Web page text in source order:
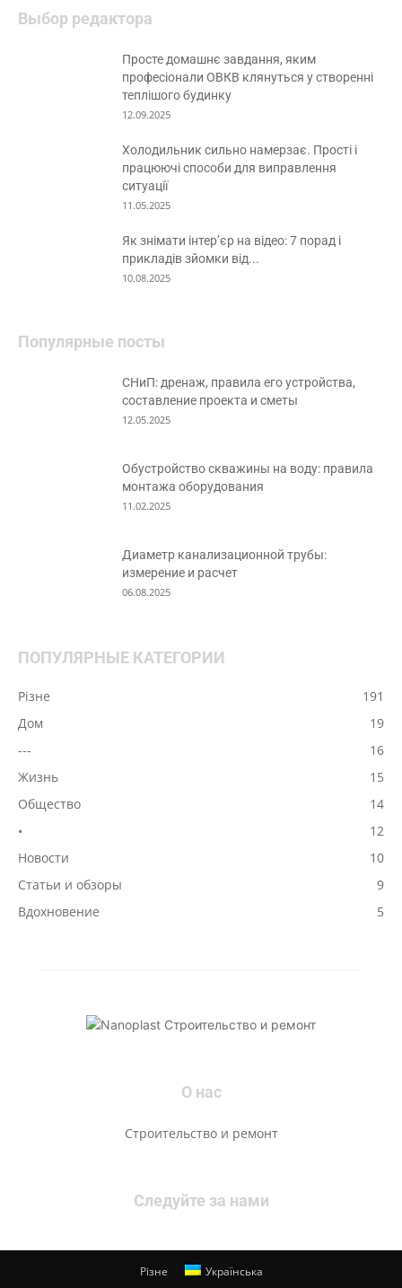
Выбор редактора
Просте домашнє завдання, яким
професіонали ОВКВ клянуться у створенні
теплішого будинку
12.09.2025
Холодильник сильно намерзає. Прості і
працюючі способи для виправлення
ситуації
11.05.2025
Як знімати інтер’єр на відео: 7 порад і
прикладів зйомки від...
10.08.2025
Популярные посты
СНиП: дренаж, правила его устройства,
составление проекта и сметы
12.05.2025
Обустройство скважины на воду: правила
монтажа оборудования
11.02.2025
Диаметр канализационной трубы:
измерение и расчет
06.08.2025
ПОПУЛЯРНЫЕ КАТЕГОРИИ
Різне
191
Дом
19
---
16
Жизнь
15
Общество
14
•
12
Новости
10
Статьи и обзоры
9
Вдохновение
5
О нас
Строительство и ремонт
Следуйте за нами
Різне Українська